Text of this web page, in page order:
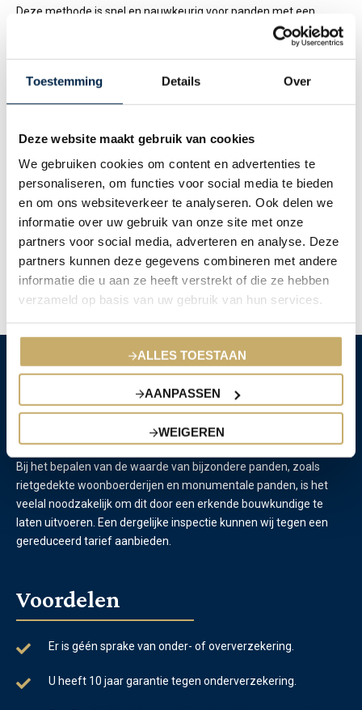
Toestemming Details Over
Deze website maakt gebruik van cookies
We gebruiken cookies om content en advertenties te
personaliseren, om functies voor social media te bieden
en om ons websiteverkeer te analyseren. Ook delen we
informatie over uw gebruik van onze site met onze
partners voor social media, adverteren en analyse. Deze
partners kunnen deze gegevens combineren met andere
informatie die u aan ze heeft verstrekt of die ze hebben
verzameld op basis van uw gebruik van hun services.
ALLES TOESTAAN
AANPASSEN
WEIGEREN
Deze methode is snel en nauwkeurig voor panden met een
Voordelen
Er is géén sprake van onder- of oververzekering.
U heeft 5 jaar garantie tegen onderverzekering.
U kunt met behulp van deherbouwwaardemeterdirect
zelf de juiste herbouwwaarde berekenen. Voor de juiste
waarde van uw inboedel kunt u gebruik maken van de
inboedelwaardemeter of de inboedelinventarisatielijst.
Inspectie door een
bouwkundige
Bij het bepalen van de waarde van bijzondere panden, zoals
rietgedekte woonboerderijen en monumentale panden, is het
veelal noodzakelijk om dit door een erkende bouwkundige te
laten uitvoeren. Een dergelijke inspectie kunnen wij tegen een
gereduceerd tarief aanbieden.
Voordelen
Er is géén sprake van onder- of oververzekering.
U heeft 10 jaar garantie tegen onderverzekering.